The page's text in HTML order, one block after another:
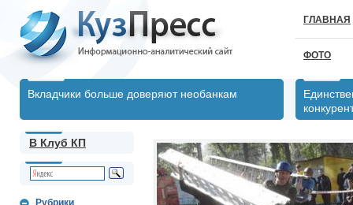
ГЛАВНАЯ
ФОТО
Вкладчики больше доверяют необанкам
В Клуб КП
Рубрики